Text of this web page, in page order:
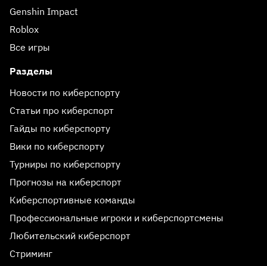
Genshin Impact
Roblox
Все игры
Разделы
Новости по киберспорту
Статьи про киберспорт
Гайды по киберспорту
Вики по киберспорту
Турниры по киберспорту
Прогнозы на киберспорт
Киберспортивные команды
Профессиональные игроки и киберспортсмены
Любительский киберспорт
Стриминг